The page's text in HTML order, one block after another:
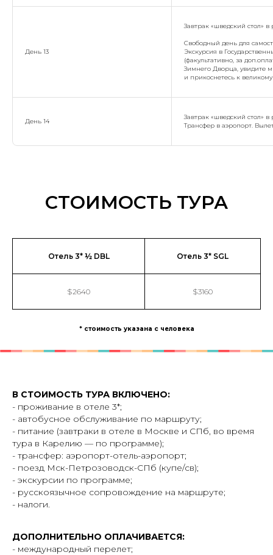
День 13
Завтрак «шведский стол» в
Свободный день для
Экскурсия в
(факультативно, за
Зимнего Дворца, увидите
и прикоснетесь к
День 14
Завтрак «шведский стол» в
Трансфер в аэропорт.
СТОИМОСТЬ ТУРА
Отель 3* ½ DBL Отель 3* SGL
$2640 $3160
* стоимость указана с человека
В СТОИМОСТЬ ТУРА ВКЛЮЧЕНО:
- проживание в отеле 3*;
- автобусное обслуживание по маршруту;
- питание (завтраки в отеле в Москве и СПб, во время
тура в Карелию — по программе);
- трансфер: аэропорт-отель-аэропорт;
- поезд Мск-Петрозоводск-СПб (купе/св);
- экскурсии по программе;
- русскоязычное сопровождение на маршруте;
- налоги.
ДОПОЛНИТЕЛЬНО ОПЛАЧИВАЕТСЯ:
- международный перелет;